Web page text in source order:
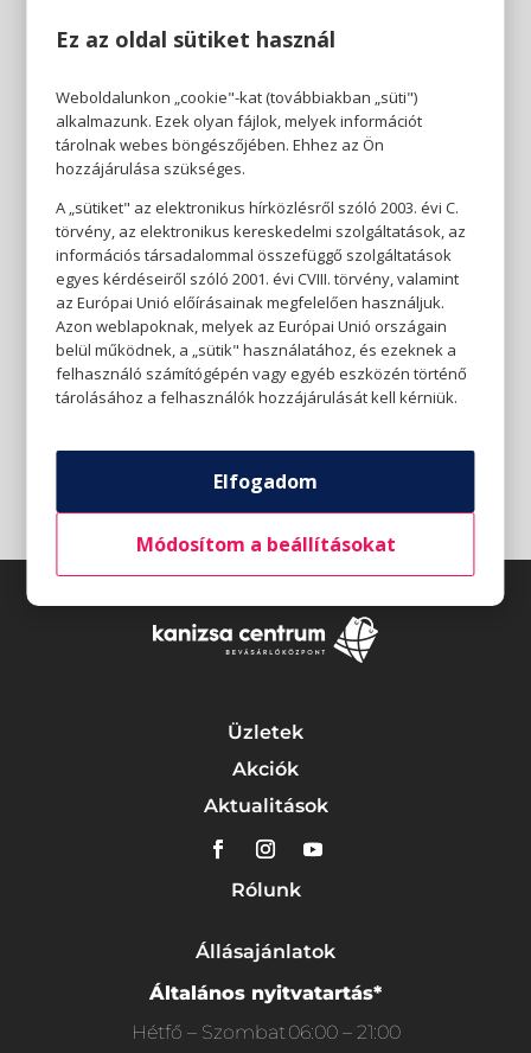
Üzletek
Akciók
Aktualitások
Rólunk
Állásajánlatok
Általános nyitvatartás*
Hétfő – Szombat06:00 – 21:00
Ez az oldal sütiket használ
Weboldalunkon „cookie"-kat (továbbiakban „süti")
alkalmazunk. Ezek olyan fájlok, melyek információt
tárolnak webes böngészőjében. Ehhez az Ön
hozzájárulása szükséges.
A „sütiket" az elektronikus hírközlésről szóló 2003. évi C.
törvény, az elektronikus kereskedelmi szolgáltatások, az
információs társadalommal összefüggő szolgáltatások
egyes kérdéseiről szóló 2001. évi CVIII. törvény, valamint
az Európai Unió előírásainak megfelelően használjuk.
Azon weblapoknak, melyek az Európai Unió országain
belül működnek, a „sütik" használatához, és ezeknek a
felhasználó számítógépén vagy egyéb eszközén történő
tárolásához a felhasználók hozzájárulását kell kérniük.
Elfogadom
Módosítom a beállításokat